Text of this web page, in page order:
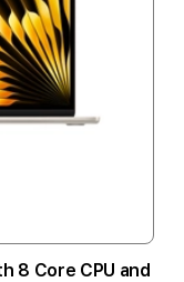
8 Core CPU and